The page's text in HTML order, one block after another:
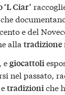
Ciar’
che
e del
alla tradizione
, egiocattoli
nel passato,
etradizioniche